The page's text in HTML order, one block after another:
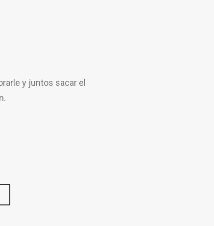
y juntos sacar el